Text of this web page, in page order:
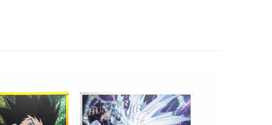
7-11取貨付款
每筆NT$65，滿NT$1,300(含以上)免運費